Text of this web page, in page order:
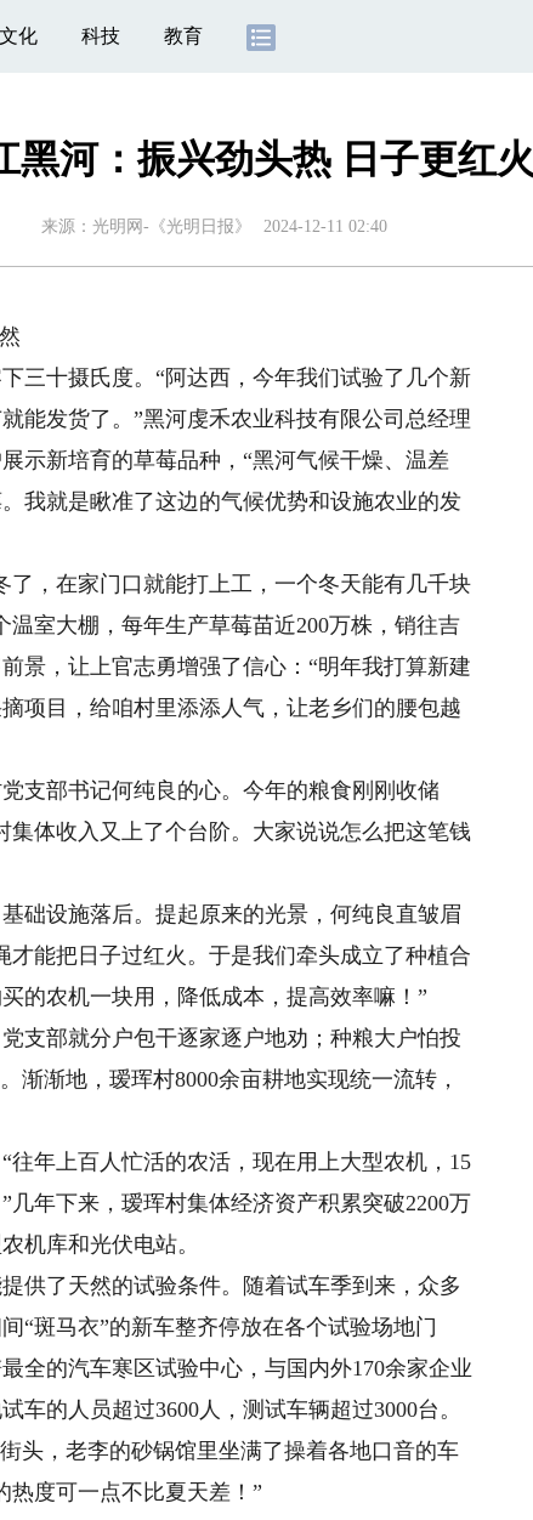
文化 科技 教育
黑河：振兴劲头热 日子更红火
来源： 光明网-《光明日报》 2024-12-11 02:40
十摄氏度。“阿达西，今年我们试验了几个新
能发货了。”黑河虔禾农业科技有限公司总经理
示新培育的草莓品种，“黑河气候干燥、温差
我就是瞅准了这边的气候优势和设施农业的发
，在家门口就能打上工，一个冬天能有几千块
室大棚，每年生产草莓苗近200万株，销往吉
景，让上官志勇增强了信心：“明年我打算新建
项目，给咱村里添添人气，让老乡们的腰包越
部书记何纯良的心。今年的粮食刚刚收储
体收入又上了个台阶。大家说说怎么把这笔钱
设施落后。提起原来的光景，何纯良直皱眉
能把日子过红火。于是我们牵头成立了种植合
的农机一块用，降低成本，提高效率嘛！”
部就分户包干逐家逐户地劝；种粮大户怕投
渐渐地，瑷珲村8000余亩耕地实现统一流转，
年上百人忙活的农活，现在用上大型农机，15
年下来，瑷珲村集体经济资产积累突破2200万
机库和光伏电站。
了天然的试验条件。随着试车季到来，众多
“斑马衣”的新车整齐停放在各个试验场地门
全的汽车寒区试验中心，与国内外170余家企业
车的人员超过3600人，测试车辆超过3000台。
，老李的砂锅馆里坐满了操着各地口音的车
热度可一点不比夏天差！”